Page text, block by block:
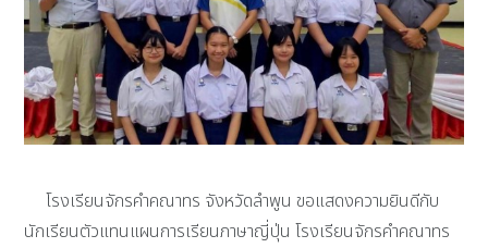
โรงเรียนจักรคำคณาทร จังหวัดลำพูน ขอแสดงความยินดีกับ
นักเรียนตัวแทนแผนการเรียนภาษาญี่ปุ่น โรงเรียนจักรคำคณาทร